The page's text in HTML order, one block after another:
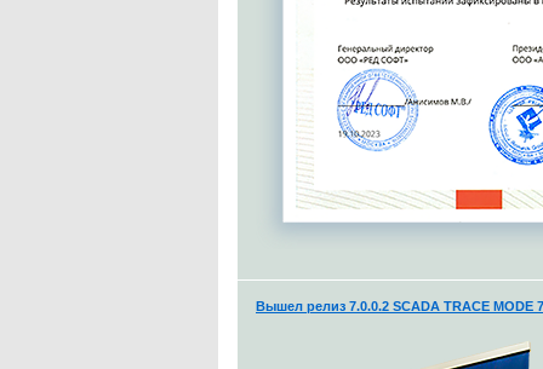
Вышел релиз 7.0.0.2 SCADA TRACE MODE 7